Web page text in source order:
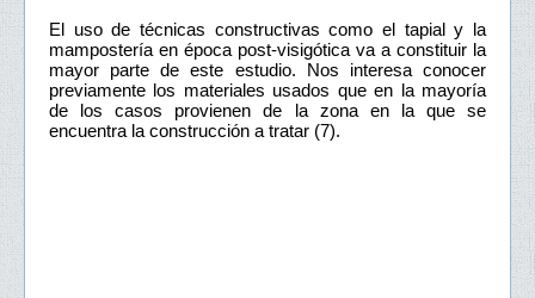
El uso de técnicas constructivas como el tapial y la
mampostería en época post-visigótica va a constituir la
mayor parte de este estudio. Nos interesa conocer
previamente los materiales usados que en la mayoría
de los casos provienen de la zona en la que se
encuentra la construcción a tratar (7).